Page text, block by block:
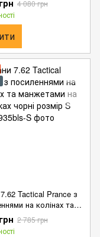
4 080 грн
Tactical Prance з
на колінах та
на липучках чорні
S
2 785 грн